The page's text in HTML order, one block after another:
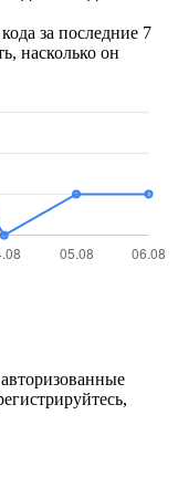
за последние 7
насколько он